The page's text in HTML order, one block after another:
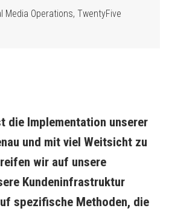
Media Operations, TwentyFive
die Implementation unserer
und mit viel Weitsicht zu
wir auf unsere
Kundeninfrastruktur
spezifische Methoden, die